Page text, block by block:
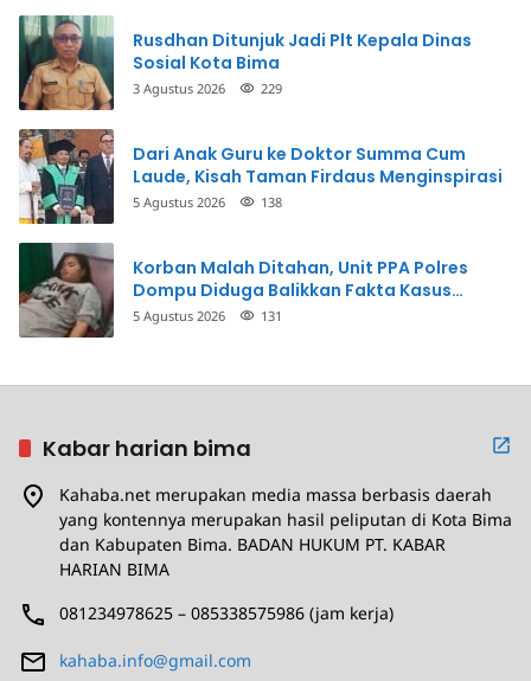
Rusdhan Ditunjuk Jadi Plt Kepala Dinas
Sosial Kota Bima
3 Agustus 2026 229
Dari Anak Guru ke Doktor Summa Cum
Laude, Kisah Taman Firdaus Menginspirasi
5 Agustus 2026 138
Korban Malah Ditahan, Unit PPA Polres
Dompu Diduga Balikkan Fakta Kasus
Penganiayaan
5 Agustus 2026 131
Kabar harian bima
Kahaba.net merupakan media massa berbasis daerah
yang kontennya merupakan hasil peliputan di Kota Bima
dan Kabupaten Bima. BADAN HUKUM PT. KABAR
HARIAN BIMA
081234978625 – 085338575986 (jam kerja)
kahaba.info@gmail.com